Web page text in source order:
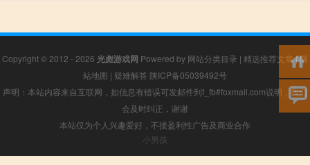
Copyright © 2012 - 2026 光彪游戏网 Powered by 网站分类目录 | 精选推荐文章|网
站地图 | 疑难解答 陕ICP备05039492号
声明：本站内容来自互联网，如信息有错误可发邮件到f_fb#foxmail.com说明，我们
会及时纠正，谢谢
本站仅为个人兴趣爱好，不接盈利性广告及商业合作
小男孩